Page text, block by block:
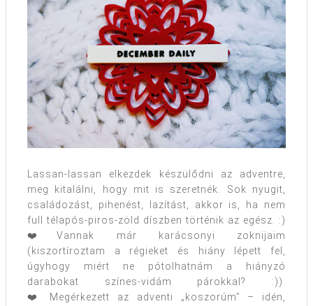
Lassan-lassan elkezdek készülődni az adventre,
meg kitalálni, hogy mit is szeretnék. Sok nyugit,
családozást, pihenést, lazítást, akkor is, ha nem
full télapós-piros-zöld díszben történik az egész. :)
❤️Vannak már karácsonyi zoknijaim
(kiszortíroztam a régieket és hiány lépett fel,
úgyhogy miért ne pótolhatnám a hiányzó
darabokat színes-vidám párokkal? :)).
❤️ Megérkezett az adventi „koszorúm” – idén,